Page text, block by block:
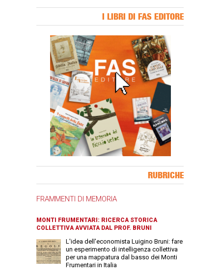
I LIBRI DI FAS EDITORE
RUBRICHE
FRAMMENTI DI MEMORIA
MONTI FRUMENTARI: RICERCA STORICA
COLLETTIVA AVVIATA DAL PROF. BRUNI
L'idea dell'economista Luigino Bruni: fare
un esperimento di intelligenza collettiva
per una mappatura dal basso dei Monti
Frumentari in Italia